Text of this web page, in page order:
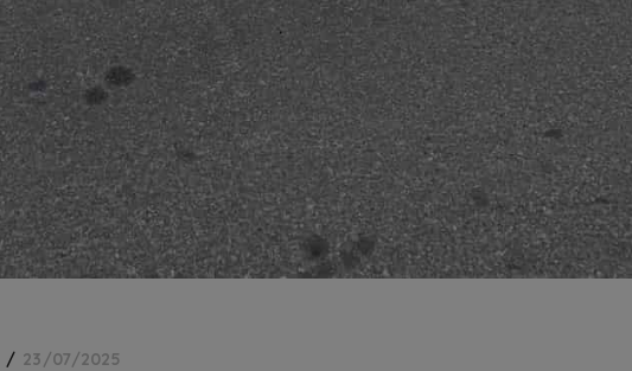
23/07/2025